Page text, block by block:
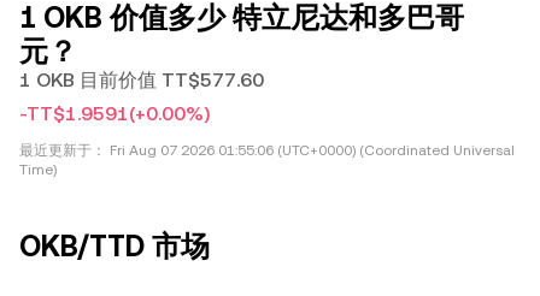
1 OKB 价值多少 特立尼达和多巴哥
元？
1 OKB 目前价值 TT$577.60
-TT$1.9591(+0.00%)
最近更新于：
Fri Aug 07 2026 01:55:06 (UTC+0000) (Coordinated Universal
Time)
OKB/TTD 市场